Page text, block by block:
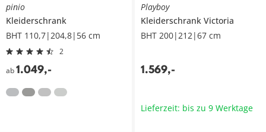
pinio
Kleiderschrank
BHT 110,7|204,8|56 cm
2
ab1.049,-
Playboy
Kleiderschrank Victoria
BHT 200|212|67 cm
1.569,-
Lieferzeit: bis zu 9 Werktage